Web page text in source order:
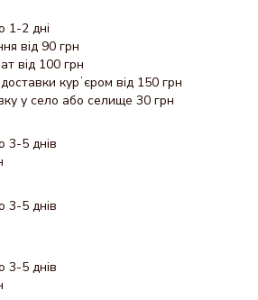
1-2 дні
від 90 грн
від 100 грн
курʼєром від 150 грн
у село або селище 30 грн
3-5 днів
3-5 днів
3-5 днів